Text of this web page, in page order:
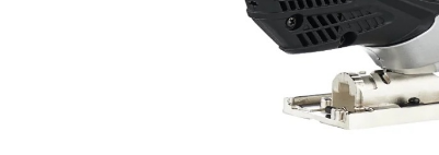
Компрессорное оборудование